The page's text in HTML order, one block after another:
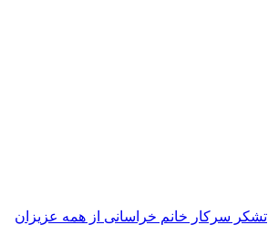
تشکر سرکار خانم خراسانی از همه عزیزان